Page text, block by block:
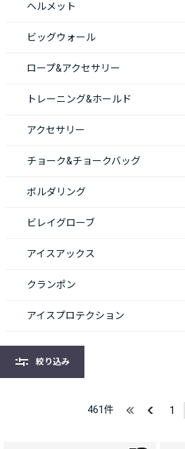
絞り込み
461件 1
ヘルメット
ビッグウォール
ロープ&アクセサリー
トレーニング&ホールド
アクセサリー
チョーク&チョークバッグ
ボルダリング
ビレイグローブ
アイスアックス
クランポン
アイスプロテクション